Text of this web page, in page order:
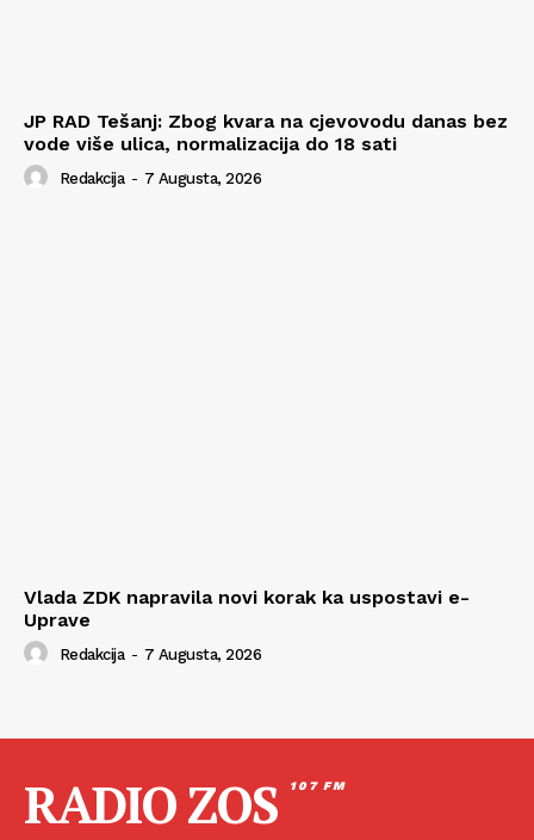
JP RAD Tešanj: Zbog kvara na cjevovodu danas bez
vode više ulica, normalizacija do 18 sati
Redakcija - 7 Augusta, 2026
Vlada ZDK napravila novi korak ka uspostavi e-
Uprave
Redakcija - 7 Augusta, 2026
RADIO ZOS 107 FM